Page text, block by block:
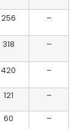
256 –
318 –
420 –
121 –
60
–